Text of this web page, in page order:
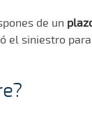
de un
el siniestro